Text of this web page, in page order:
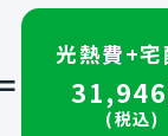
光熱費+宅
31,946
(税込)